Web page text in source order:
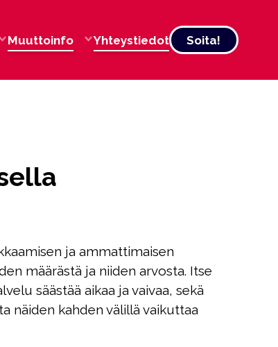
Muuttoinfo Yhteystiedot Soita!
ja ammattimaisen
määrästä ja niiden arvosta. Itse
säästää aikaa ja vaivaa, sekä
näiden kahden välillä vaikuttaa